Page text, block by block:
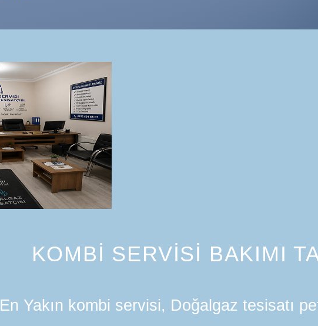
KOMBİ SERVİSİ BAKIMI
En Yakın kombi servisi, Doğalgaz tesisatı